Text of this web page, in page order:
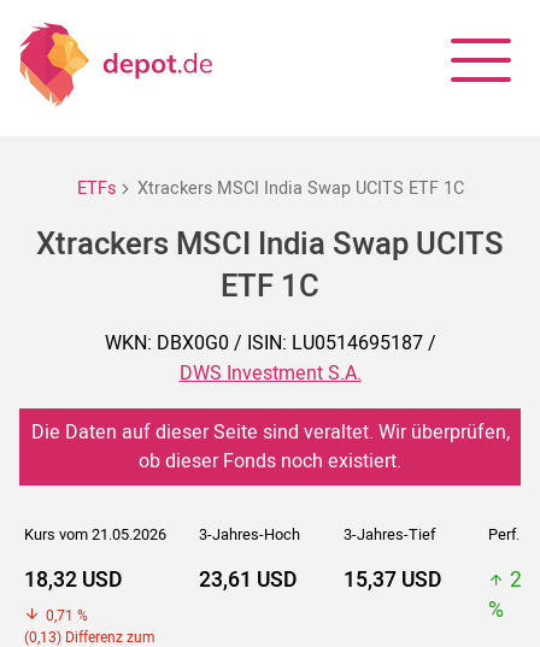
ETFs Xtrackers MSCI India Swap UCITS ETF 1C
Xtrackers MSCI India Swap UCITS
ETF 1C
WKN: DBX0G0 / ISIN: LU0514695187 /
DWS Investment S.A.
Die Daten auf dieser Seite sind veraltet. Wir überprüfen,
ob dieser Fonds noch existiert.
Kurs vom 21.05.2026 3-Jahres-Hoch 3-Jahres-Tief Perf. 5J
18,32 USD
0,71 %
(0,13) Differenz zum
23,61 USD 15,37 USD
%